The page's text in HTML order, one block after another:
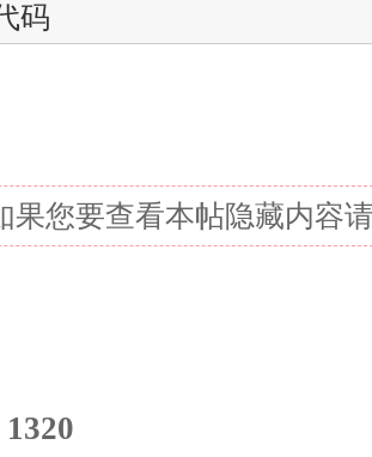
码
果您要查看本帖隐藏内容